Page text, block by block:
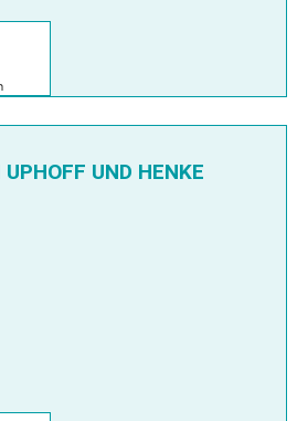
UND HENKE